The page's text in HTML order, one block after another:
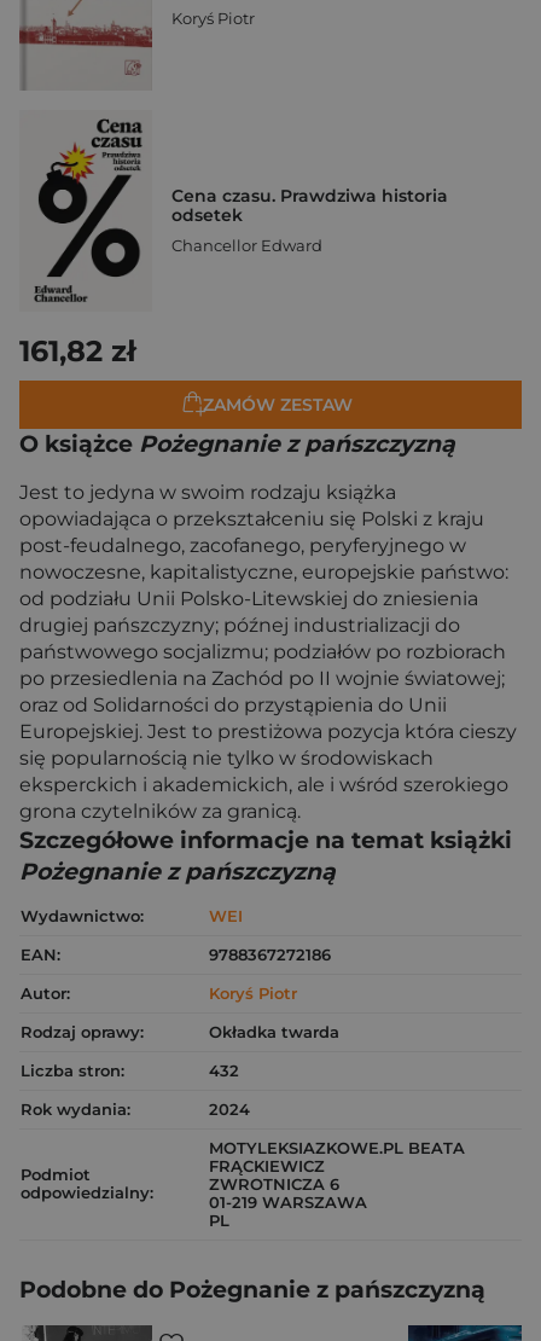
Koryś Piotr
Cena czasu. Prawdziwa historia
odsetek
Chancellor Edward
161,82 zł
ZAMÓW ZESTAW
O książce Pożegnanie z pańszczyzną
Jest to jedyna w swoim rodzaju książka
opowiadająca o przekształceniu się Polski z kraju
post-feudalnego, zacofanego, peryferyjnego w
nowoczesne, kapitalistyczne, europejskie państwo:
od podziału Unii Polsko-Litewskiej do zniesienia
drugiej pańszczyzny; późnej industrializacji do
państwowego socjalizmu; podziałów po rozbiorach
po przesiedlenia na Zachód po II wojnie światowej;
oraz od Solidarności do przystąpienia do Unii
Europejskiej. Jest to prestiżowa pozycja która cieszy
się popularnością nie tylko w środowiskach
eksperckich i akademickich, ale i wśród szerokiego
grona czytelników za granicą.
Szczegółowe informacje na temat książki
Pożegnanie z pańszczyzną
Wydawnictwo:
WEI
EAN:
9788367272186
Autor:
Koryś Piotr
Rodzaj oprawy:
Okładka twarda
Liczba stron:
432
Rok wydania:
2024
Podmiot
odpowiedzialny:
MOTYLEKSIAZKOWE.PL BEATA
FRĄCKIEWICZ
ZWROTNICZA 6
01-219 WARSZAWA
PL
Podobne do Pożegnanie z pańszczyzną